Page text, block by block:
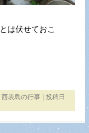
は伏せておこ
西表島の行事 | 投稿日: